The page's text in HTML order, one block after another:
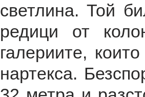
светлина. Той
редици от
галериите,
нартекса.